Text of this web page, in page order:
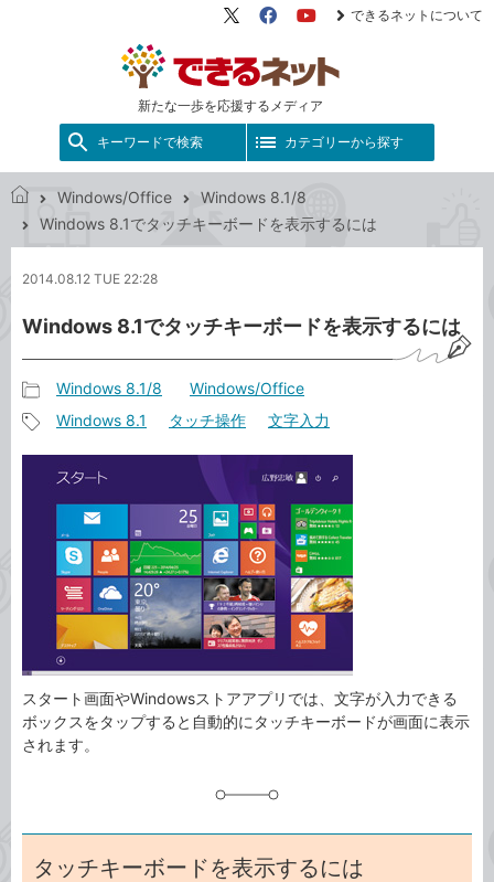
新たな一歩を応援するメディア
X（旧
FacebookYouTube
できるネットについて
キーワードで検索 カテゴリーから探す
で
ネ
ト
Windows/Office
Windows 8.1/8
Windows 8.1でタッチキーボードを表示するには
2014.08.12 TUE 22:28
Windows 8.1でタッチキーボードを表示するには
事
カ
テ
リ
Windows 8.1/8 Windows/Office
Windows 8.1 タッチ操作 文字入力
スタート画面やWindowsストアアプリでは、文字が入力できる
ボックスをタップすると自動的にタッチキーボードが画面に表示
されます。
タッチキーボードを表示するには